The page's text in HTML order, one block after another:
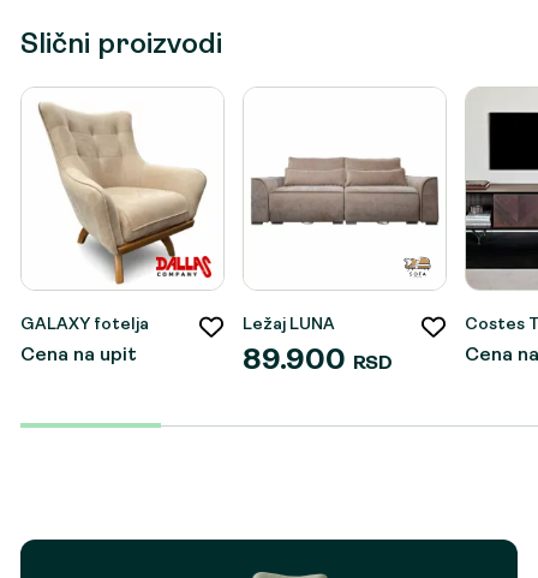
Slični proizvodi
GALAXY fotelja
Cena na upit
Ležaj LUNA
89.900 RSD
Costes
Cena